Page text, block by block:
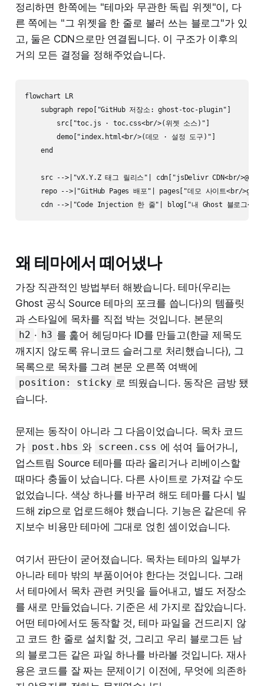
정리하면 한쪽에는 "테마와 무관한 독립 위젯"이, 다
른 쪽에는 "그 위젯을 한 줄로 불러 쓰는 블로그"가 있
고, 둘은 CDN으로만 연결됩니다. 이 구조가 이후의
거의 모든 결정을 정해주었습니다.
flowchart LR
    subgraph repo["GitHub 저장소: ghost-toc-plugin"]
        src["toc.js · toc.css<br/>(위젯 소스)"]
        demo["index.html<br/>(데모 · 설정 도구)"]
    end
src -->|"vX.Y.Z 태그 릴리스"| cdn["jsDelivr CDN<br/>@1 =
repo -->|"GitHub Pages 배포"| pages["데모 사이트<br/
왜 테마에서 떼어냈나
가장 직관적인 방법부터 해봤습니다. 테마(우리는
Ghost 공식 Source 테마의 포크를 씁니다)의 템플릿
과 스타일에 목차를 직접 박는 것입니다. 본문의
h2 · h3 를 훑어 헤딩마다 ID를 만들고(한글 제목도
깨지지 않도록 유니코드 슬러그로 처리했습니다), 그
목록으로 목차를 그려 본문 오른쪽 여백에
position: sticky 로 띄웠습니다. 동작은 금방 됐
습니다.
문제는 동작이 아니라 그 다음이었습니다. 목차 코드
가
post.hbs 와 screen.css 에 섞여 들어가니,
업스트림 Source 테마를 따라 올리거나 리베이스할
때마다 충돌이 났습니다. 다른 사이트로 가져갈 수도
없었습니다. 색상 하나를 바꾸려 해도 테마를 다시 빌
드해 zip으로 업로드해야 했습니다. 기능은 같은데 유
지보수 비용만 테마에 그대로 얹힌 셈이었습니다.
여기서 판단이 굳어졌습니다. 목차는 테마의 일부가
아니라 테마 밖의 부품이어야 한다는 것입니다. 그래
서 테마에서 목차 관련 커밋을 들어내고, 별도 저장소
를 새로 만들었습니다. 기준은 세 가지로 잡았습니다.
어떤 테마에서도 동작할 것, 테마 파일을 건드리지 않
고 코드 한 줄로 설치할 것, 그리고 우리 블로그든 남
의 블로그든 같은 파일 하나를 바라볼 것입니다. 재사
용은 코드를 잘 짜는 문제이기 이전에, 무엇에 의존하